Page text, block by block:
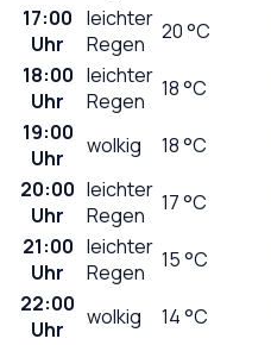
17:00
Uhr
leichter
Regen
20°C
18:00
Uhr
leichter
Regen
18°C
19:00
Uhr
wolkig 18°C
20:00
Uhr
leichter
Regen
17°C
21:00
Uhr
leichter
Regen
15°C
22:00
Uhr
wolkig 14°C